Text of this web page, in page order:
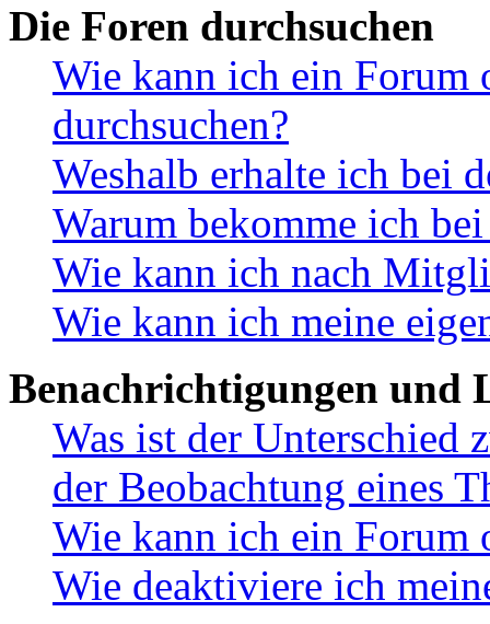
Die Foren durchsuchen
Wie kann ich ein Forum
durchsuchen?
Weshalb erhalte ich bei
Warum bekomme ich
Wie kann ich nach
Wie kann ich meine
Benachrichtigungen und
Was ist der Unterschied
der Beobachtung eines
Wie kann ich ein Forum
Wie deaktiviere ich